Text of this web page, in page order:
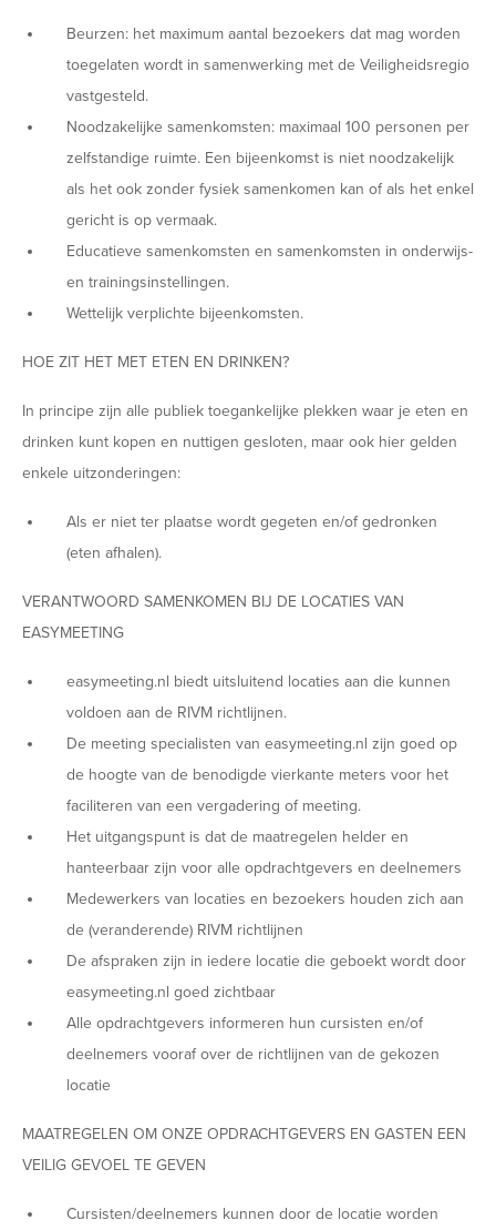
Beurzen: het maximum aantal bezoekers dat mag worden
toegelaten wordt in samenwerking met de Veiligheidsregio
vastgesteld.
Noodzakelijke samenkomsten: maximaal 100 personen per
zelfstandige ruimte. Een bijeenkomst is niet noodzakelijk
als het ook zonder fysiek samenkomen kan of als het enkel
gericht is op vermaak.
Educatieve samenkomsten en samenkomsten in onderwijs-
en trainingsinstellingen.
Wettelijk verplichte bijeenkomsten.
HOE ZIT HET MET ETEN EN DRINKEN?
In principe zijn alle publiek toegankelijke plekken waar je eten en
drinken kunt kopen en nuttigen gesloten, maar ook hier gelden
enkele uitzonderingen:
Als er niet ter plaatse wordt gegeten en/of gedronken
(eten afhalen).
VERANTWOORD SAMENKOMEN BIJ DE LOCATIES VAN
EASYMEETING
easymeeting.nl biedt uitsluitend locaties aan die kunnen
voldoen aan de RIVM richtlijnen.
De meeting specialisten van easymeeting.nl zijn goed op
de hoogte van de benodigde vierkante meters voor het
faciliteren van een vergadering of meeting.
Het uitgangspunt is dat de maatregelen helder en
hanteerbaar zijn voor alle opdrachtgevers en deelnemers
Medewerkers van locaties en bezoekers houden zich aan
de (veranderende) RIVM richtlijnen
De afspraken zijn in iedere locatie die geboekt wordt door
easymeeting.nl goed zichtbaar
Alle opdrachtgevers informeren hun cursisten en/of
deelnemers vooraf over de richtlijnen van de gekozen
locatie
MAATREGELEN OM ONZE OPDRACHTGEVERS EN GASTEN EEN
VEILIG GEVOEL TE GEVEN
Cursisten/deelnemers kunnen door de locatie worden